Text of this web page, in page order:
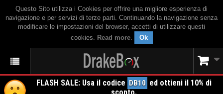
Questo Sito utilizza i Cookies per offrire una migliore esperienza di
navigazione e per servizi di terze parti. Continuando la navigazione senza
modificare le impostazioni del browser, accetti di utilizzare questi
cookies. Read more. Ok
FLASH SALE: Usa il codice DB10 ed ottieni il 10% di